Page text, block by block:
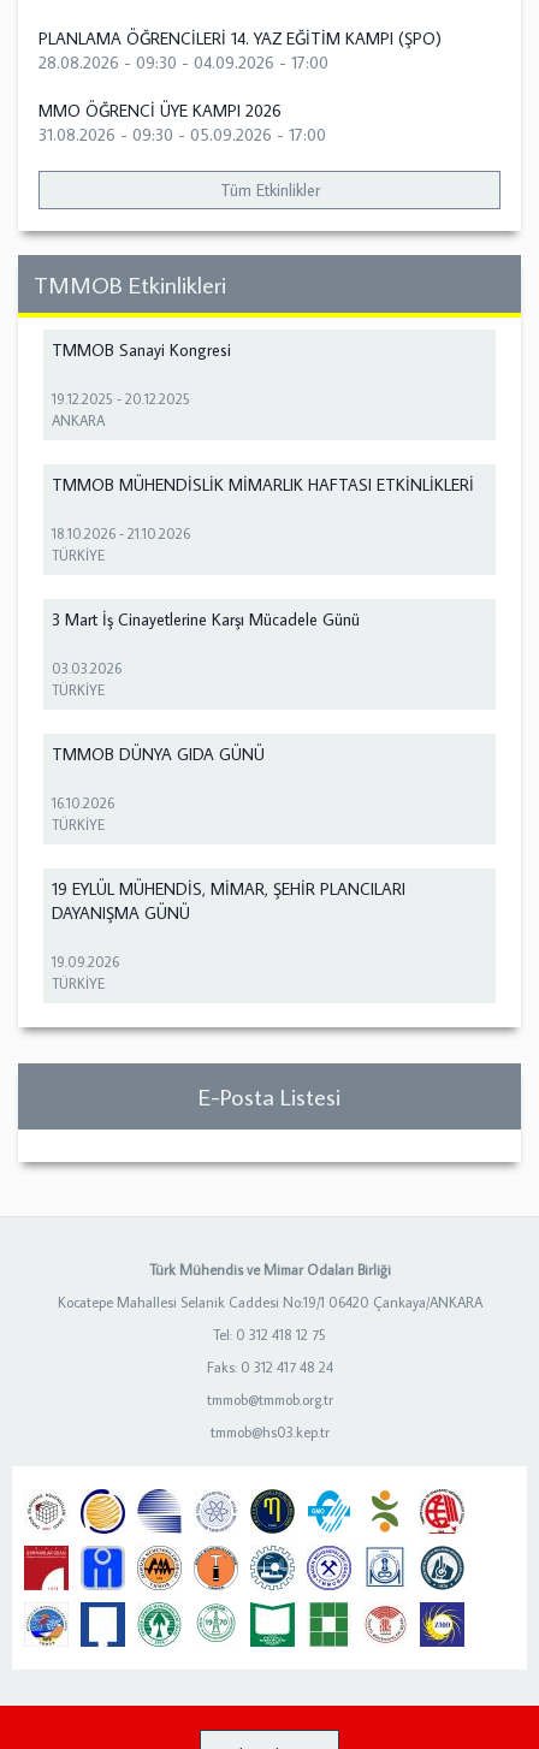
PLANLAMA ÖĞRENCİLERİ 14. YAZ EĞİTİM KAMPI (ŞPO)
28.08.2026 - 09:30 - 04.09.2026 - 17:00
MMO ÖĞRENCİ ÜYE KAMPI 2026
31.08.2026 - 09:30 - 05.09.2026 - 17:00
Tüm Etkinlikler
TMMOB Etkinlikleri
TMMOB Sanayi Kongresi
19.12.2025 -20.12.2025
ANKARA
TMMOB MÜHENDİSLİK MİMARLIK HAFTASI ETKİNLİKLERİ
18.10.2026 -21.10.2026
TÜRKİYE
3 Mart İş Cinayetlerine Karşı Mücadele Günü
03.03.2026
TÜRKİYE
TMMOB DÜNYA GIDA GÜNÜ
16.10.2026
TÜRKİYE
19 EYLÜL MÜHENDİS, MİMAR, ŞEHİR PLANCILARI
DAYANIŞMA GÜNÜ
19.09.2026
TÜRKİYE
E-Posta Listesi
Türk Mühendis ve Mimar Odaları Birliği
Kocatepe Mahallesi Selanik Caddesi No:19/1 06420 Çankaya/ANKARA
Tel: 0 312 418 12 75
Faks: 0 312 417 48 24
tmmob@tmmob.org.tr
tmmob@hs03.kep.tr